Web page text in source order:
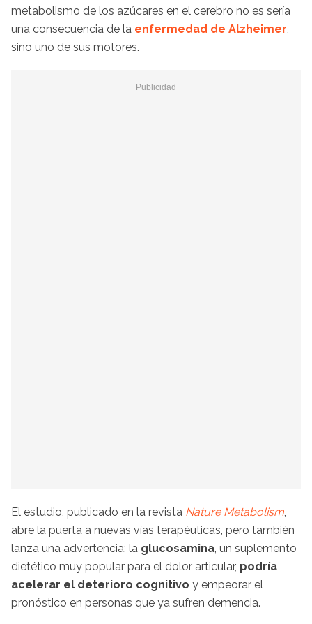
metabolismo de los azúcares en el cerebro no es sería
una consecuencia de la enfermedad de Alzheimer,
sino uno de sus motores.
El estudio, publicado en la revista Nature Metabolism,
abre la puerta a nuevas vías terapéuticas, pero también
lanza una advertencia: la glucosamina, un suplemento
dietético muy popular para el dolor articular, podría
acelerar el deterioro cognitivo y empeorar el
pronóstico en personas que ya sufren demencia.